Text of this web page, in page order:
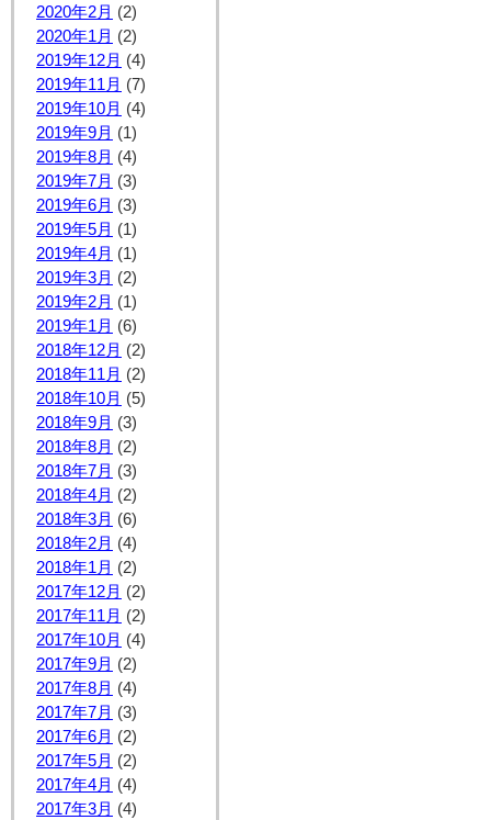
2020年2月 (2)
2020年1月 (2)
2019年12月 (4)
2019年11月 (7)
2019年10月 (4)
2019年9月 (1)
2019年8月 (4)
2019年7月 (3)
2019年6月 (3)
2019年5月 (1)
2019年4月 (1)
2019年3月 (2)
2019年2月 (1)
2019年1月 (6)
2018年12月 (2)
2018年11月 (2)
2018年10月 (5)
2018年9月 (3)
2018年8月 (2)
2018年7月 (3)
2018年4月 (2)
2018年3月 (6)
2018年2月 (4)
2018年1月 (2)
2017年12月 (2)
2017年11月 (2)
2017年10月 (4)
2017年9月 (2)
2017年8月 (4)
2017年7月 (3)
2017年6月 (2)
2017年5月 (2)
2017年4月 (4)
2017年3月 (4)